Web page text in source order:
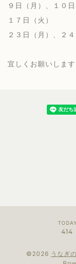
９日（月）、１０日
１７日（火）
２３日（月）、２４
宜しくお願いしま
TODAY
414
©2026 うなぎ